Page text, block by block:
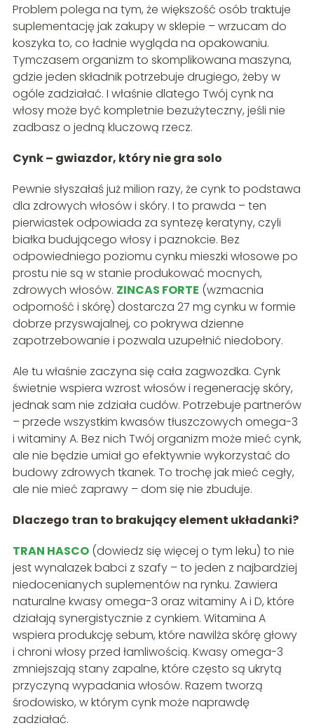
Problem polega na tym, że większość osób traktuje
suplementację jak zakupy w sklepie – wrzucam do
koszyka to, co ładnie wygląda na opakowaniu.
Tymczasem organizm to skomplikowana maszyna,
gdzie jeden składnik potrzebuje drugiego, żeby w
ogóle zadziałać. I właśnie dlatego Twój cynk na
włosy może być kompletnie bezużyteczny, jeśli nie
zadbasz o jedną kluczową rzecz.
Cynk – gwiazdor, który nie gra solo
Pewnie słyszałaś już milion razy, że cynk to podstawa
dla zdrowych włosów i skóry. I to prawda – ten
pierwiastek odpowiada za syntezę keratyny, czyli
białka budującego włosy i paznokcie. Bez
odpowiedniego poziomu cynku mieszki włosowe po
prostu nie są w stanie produkować mocnych,
zdrowych włosów. ZINCAS FORTE (wzmacnia
odporność i skórę) dostarcza 27 mg cynku w formie
dobrze przyswajalnej, co pokrywa dzienne
zapotrzebowanie i pozwala uzupełnić niedobory.
Ale tu właśnie zaczyna się cała zagwozdka. Cynk
świetnie wspiera wzrost włosów i regenerację skóry,
jednak sam nie zdziała cudów. Potrzebuje partnerów
– przede wszystkim kwasów tłuszczowych omega-3
i witaminy A. Bez nich Twój organizm może mieć cynk,
ale nie będzie umiał go efektywnie wykorzystać do
budowy zdrowych tkanek. To trochę jak mieć cegły,
ale nie mieć zaprawy – dom się nie zbuduje.
Dlaczego tran to brakujący element układanki?
TRAN HASCO(dowiedz się więcej o tym leku) to nie
jest wynalazek babci z szafy – to jeden z najbardziej
niedocenianych suplementów na rynku. Zawiera
naturalne kwasy omega-3 oraz witaminy A i D, które
działają synergistycznie z cynkiem. Witamina A
wspiera produkcję sebum, które nawilża skórę głowy
i chroni włosy przed łamliwością. Kwasy omega-3
zmniejszają stany zapalne, które często są ukrytą
przyczyną wypadania włosów. Razem tworzą
środowisko, w którym cynk może naprawdę
zadziałać.